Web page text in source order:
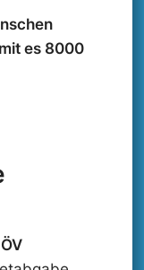
es 8000